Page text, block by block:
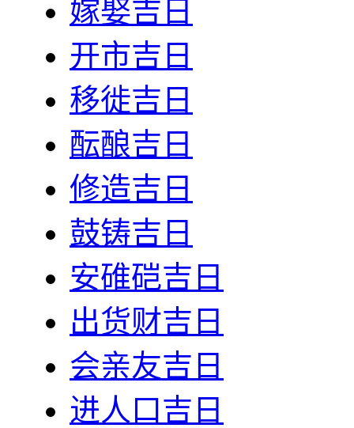
嫁娶吉日
开市吉日
移徙吉日
酝酿吉日
修造吉日
鼓铸吉日
安碓硙吉日
出货财吉日
会亲友吉日
进人口吉日